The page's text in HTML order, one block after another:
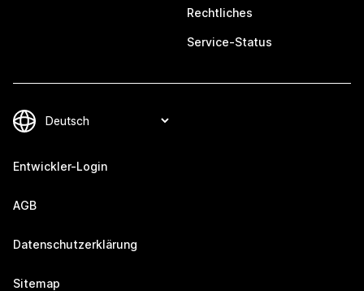
Rechtliches
Service-Status
Entwickler-Login
AGB
Datenschutzerklärung
Sitemap